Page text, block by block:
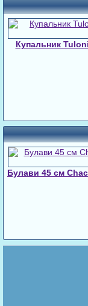
Купальник
Булави 45 cм